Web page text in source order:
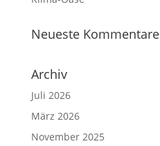
Neueste Kommentare
Archiv
Juli 2026
März 2026
November 2025